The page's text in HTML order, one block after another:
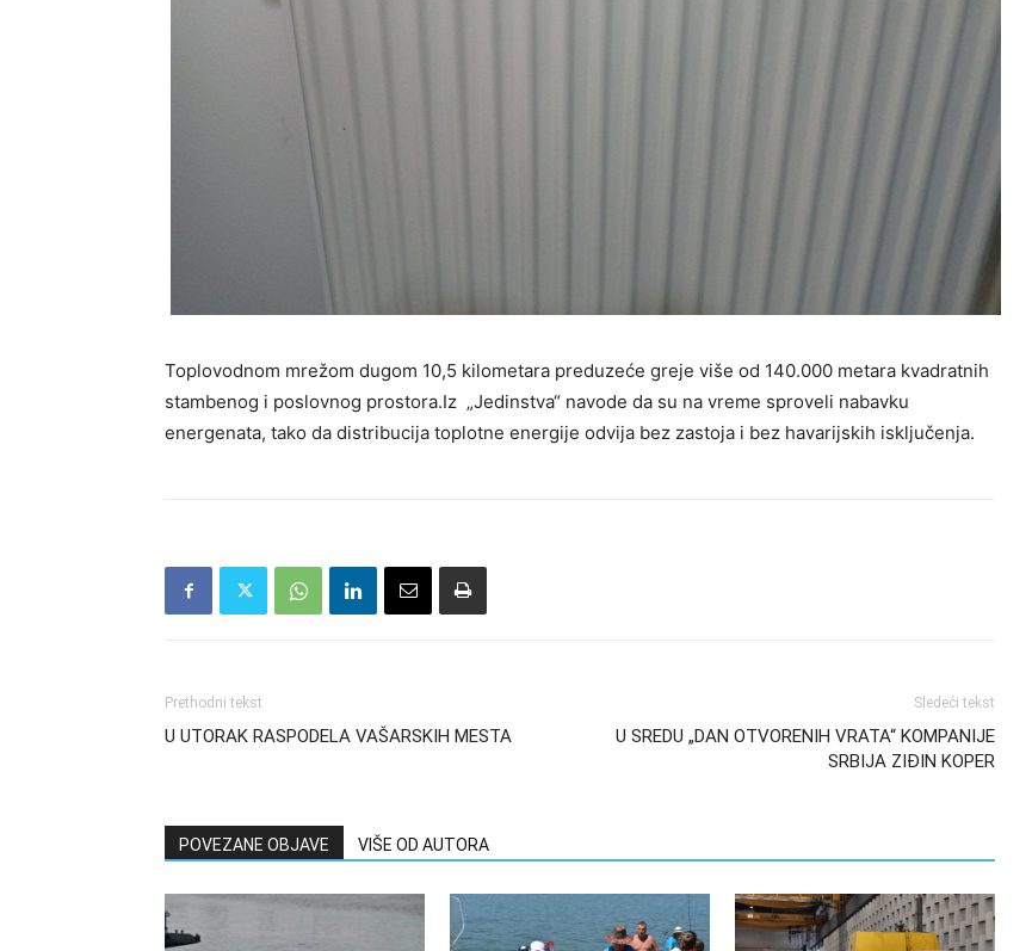
Toplovodnom mrežom dugom 10,5 kilometara preduzeće greje više od 140.000 metara kvadratnih
stambenog i poslovnog prostora.Iz „Jedinstva“ navode da su na vreme sproveli nabavku
energenata, tako da distribucija toplotne energije odvija bez zastoja i bez havarijskih isključenja.
Prethodni tekst
U UTORAK RASPODELA VAŠARSKIH MESTA
Sledeći tekst
U SREDU „DAN OTVORENIH VRATA“ KOMPANIJE
SRBIJA ZIĐIN KOPER
POVEZANE OBJAVE VIŠE OD AUTORA